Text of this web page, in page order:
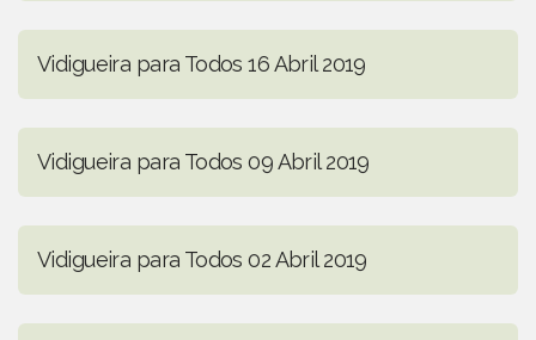
Vidigueira para Todos 16 Abril 2019
Vidigueira para Todos 09 Abril 2019
Vidigueira para Todos 02 Abril 2019